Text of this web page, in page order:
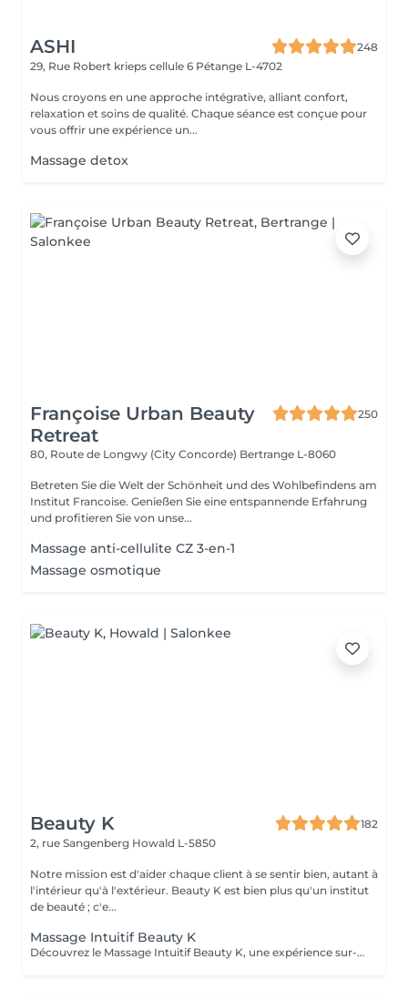
ASHI
248
29, Rue Robert krieps cellule 6 Pétange L-4702
Nous croyons en une approche intégrative, alliant confort,
relaxation et soins de qualité. Chaque séance est conçue pour
vous offrir une expérience un...
Massage detox
Françoise Urban Beauty
Retreat
250
80, Route de Longwy (City Concorde) Bertrange L-8060
Betreten Sie die Welt der Schönheit und des Wohlbefindens am
Institut Francoise. Genießen Sie eine entspannende Erfahrung
und profitieren Sie von unse...
Massage anti-cellulite CZ 3-en-1
Massage osmotique
Beauty K
182
2, rue Sangenberg Howald L-5850
Notre mission est d'aider chaque client à se sentir bien, autant à
l'intérieur qu'à l'extérieur. Beauty K est bien plus qu'un institut
de beauté ; c'e...
Massage Intuitif Beauty K
Découvrez le Massage Intuitif Beauty K, une expérience sur-mesure où nos praticiennes se connectent profondément à votre corps pour vous offrir une séance personnalisée et apaisante. Formées à diverses techniques, elles vous guideront dans un voyage sensoriel unique, adapté à vos besoins. Choisissez votre praticienne selon votre intuition, et laissez-vous emporter par ce massage exclusif dans notre espace de sérénité. Dès votre arrivée, vous serez enveloppé dans une ambiance chaleureuse et relaxante, avec lumière tamisée et arômes délicats, parfaits pour la détente totale. Le massage commence par des effleurages doux, préparant le corps à un modelage plus profond, libérant les tensions et stimulant la circulation.